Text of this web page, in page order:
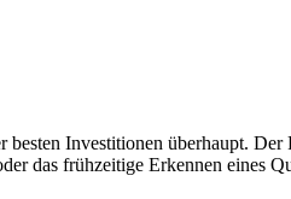
Investitionen überhaupt.
das frühzeitige Erkennen eines